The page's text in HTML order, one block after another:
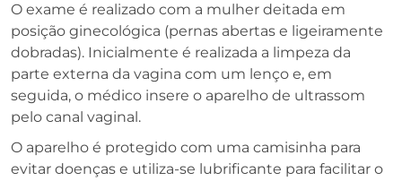
O exame é realizado com a mulher deitada em
posição ginecológica (pernas abertas e ligeiramente
dobradas). Inicialmente é realizada a limpeza da
parte externa da vagina com um lenço e, em
seguida, o médico insere o aparelho de ultrassom
pelo canal vaginal.
O aparelho é protegido com uma camisinha para
evitar doenças e utiliza-se lubrificante para facilitar o